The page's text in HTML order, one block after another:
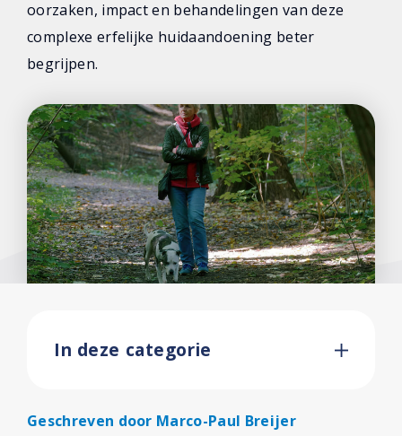
oorzaken, impact en behandelingen van deze
complexe erfelijke huidaandoening beter
begrijpen.
In deze categorie
Geschreven door Marco-Paul Breijer